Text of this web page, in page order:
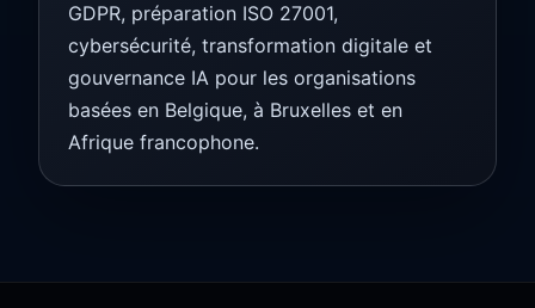
GDPR, préparation ISO 27001,
cybersécurité, transformation digitale et
gouvernance IA pour les organisations
basées en Belgique, à Bruxelles et en
Afrique francophone.